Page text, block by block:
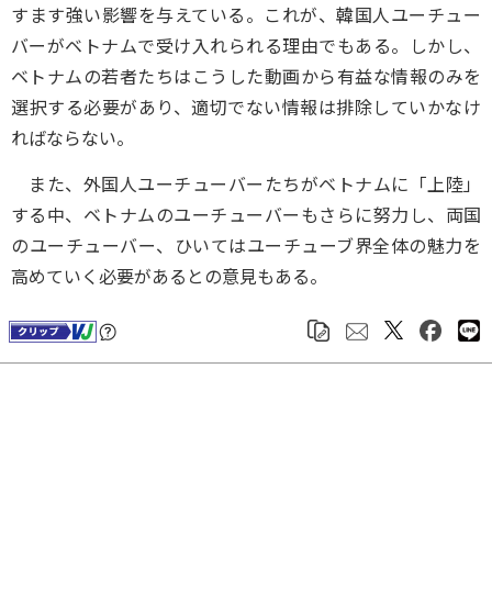
すます強い影響を与えている。これが、韓国人ユーチュー
バーがベトナムで受け入れられる理由でもある。しかし、
ベトナムの若者たちはこうした動画から有益な情報のみを
選択する必要があり、適切でない情報は排除していかなけ
ればならない。
また、外国人ユーチューバーたちがベトナムに「上陸」
する中、ベトナムのユーチューバーもさらに努力し、両国
のユーチューバー、ひいてはユーチューブ界全体の魅力を
高めていく必要があるとの意見もある。